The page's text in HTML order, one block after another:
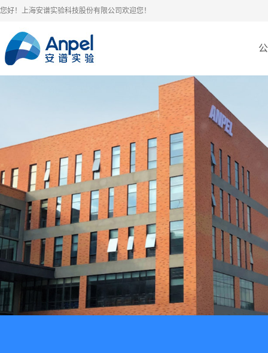
您好！上海安谱实验科技股份有限公司欢迎您！